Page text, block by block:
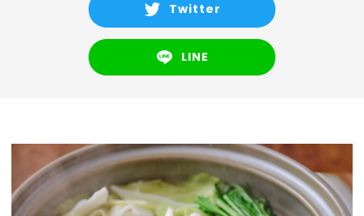
Twitter
LINE